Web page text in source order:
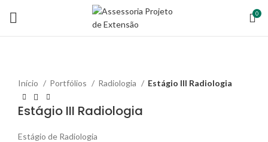
0
Início Portfólios Radiologia Estágio III Radiologia
Estágio III Radiologia
Estágio de Radiologia